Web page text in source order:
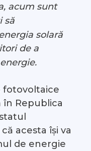
acum sunt
să
solară
de a
fotovoltaice
Republica
acesta își va
de energie